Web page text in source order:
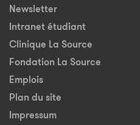
Newsletter
Intranet étudiant
Clinique La Source
Fondation La Source
Emplois
Plan du site
Impressum